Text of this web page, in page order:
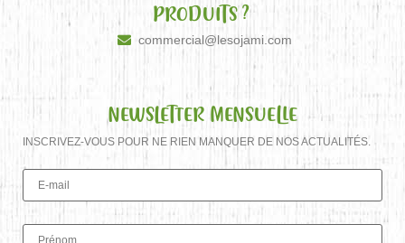
PRODUITS ?
commercial@lesojami.com
NEWSLETTER MENSUELLE
INSCRIVEZ-VOUS POUR NE RIEN MANQUER DE NOS ACTUALITÉS.